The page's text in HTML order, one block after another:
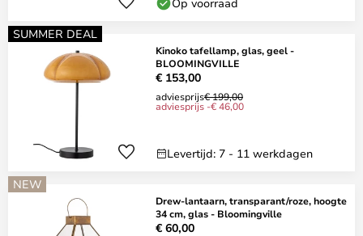
SUMMER DEAL
Kinoko tafellamp, glas, geel -
BLOOMINGVILLE
€ 153,00
adviesprijs€ 199,00
adviesprijs -€ 46,00
Levertijd: 7 - 11 werkdagen
NEW
Drew-lantaarn, transparant/roze, hoogte
34 cm, glas - Bloomingville
€ 60,00